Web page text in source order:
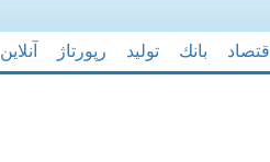
اقتصاد بانك تولید رپورتاژ آنلاین